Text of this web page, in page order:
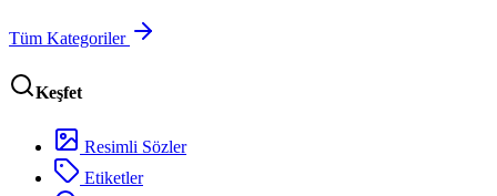
Tüm Kategoriler
Keşfet
Resimli Sözler
Etiketler